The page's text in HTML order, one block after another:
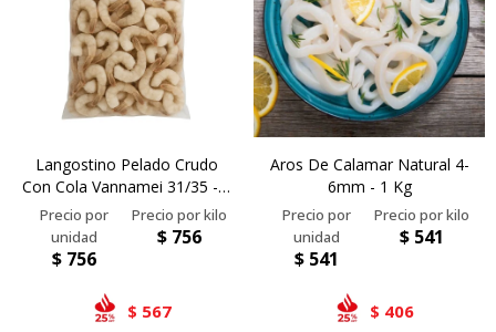
Langostino Pelado Crudo
Con Cola Vannamei 31/35 - 1
Kg
$ 756
$ 756
$ 567
Aros De Calamar Natural 4-
6mm - 1 Kg
$ 541
$ 541
$ 406
Chipirón
Crustáceos
Bastones
Arrolladitos
Preparados de vegetales
Pulpa de frutas
Italianas
Beyond Meat
Ártico
Samán
Mirokumai